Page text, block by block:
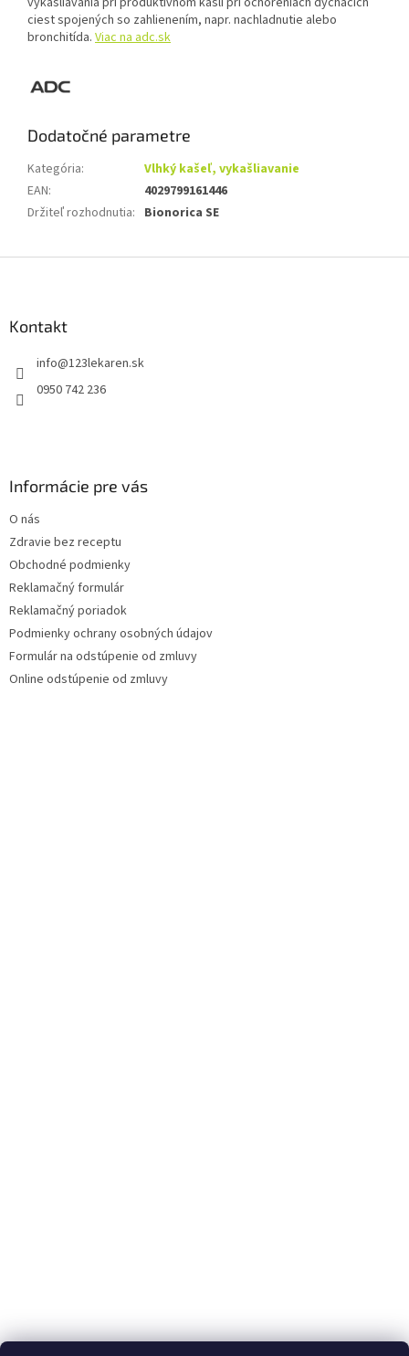
ciest spojených so zahlienením, napr. nachladnutie alebo
bronchitída. Viac na adc.sk
Dodatočné parametre
Kategória:
Vlhký kašeľ, vykašliavanie
EAN:
4029799161446
Držiteľ rozhodnutia: Bionorica SE
Kontakt
info@123lekaren.sk
0950 742 236
Informácie pre vás
O nás
Zdravie bez receptu
Obchodné podmienky
Reklamačný formulár
Reklamačný poriadok
Podmienky ochrany osobných údajov
Formulár na odstúpenie od zmluvy
Online odstúpenie od zmluvy